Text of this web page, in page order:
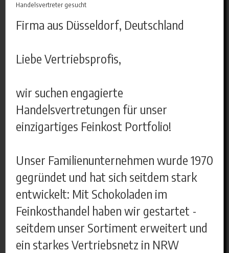
Handelsvertreter gesucht
Firma aus Düsseldorf, Deutschland
Liebe Vertriebsprofis,
wir suchen engagierte
Handelsvertretungen für unser
einzigartiges Feinkost Portfolio!
Unser Familienunternehmen wurde 1970
gegründet und hat sich seitdem stark
entwickelt: Mit Schokoladen im
Feinkosthandel haben wir gestartet -
seitdem unser Sortiment erweitert und
ein starkes Vertriebsnetz in NRW